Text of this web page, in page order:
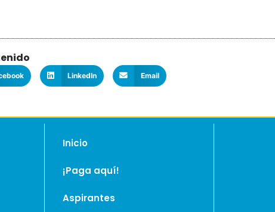
LinkedIn Email
Inicio
¡Paga aquí!
Aspirantes